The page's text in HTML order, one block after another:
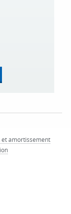
et amortissement